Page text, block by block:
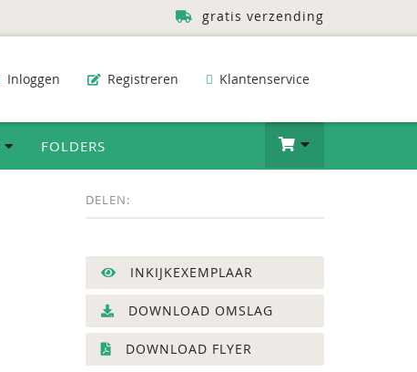
gratis verzending
Inloggen Registreren Klantenservice
FOLDERS
DELEN:
INKIJKEXEMPLAAR
DOWNLOAD OMSLAG
DOWNLOAD FLYER